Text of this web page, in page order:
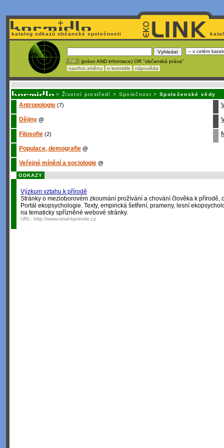
katalog odkazů občanské společnosti
! TIP : (právo AND informace) OR "občanská práva"
navrhni změnu
o kormidle nápověda
> Životní prostředí > Společnost >Společenské vědy
Antropologie (7)
Dějiny @
Filosofie (2)
Populace, demografie @
Veřejné mínění a sociologie @
ODKAZY
Výzkum vztahu k přírodě
Stránky o mezioborovém zkoumání prožívání a chování člověka k přírodě,
Portál ekopsychologie. Texty, empirická šetření, prameny, lesní
na tematicky spřízněné webové stránky.
URL: http://www.vztahkprirode.cz